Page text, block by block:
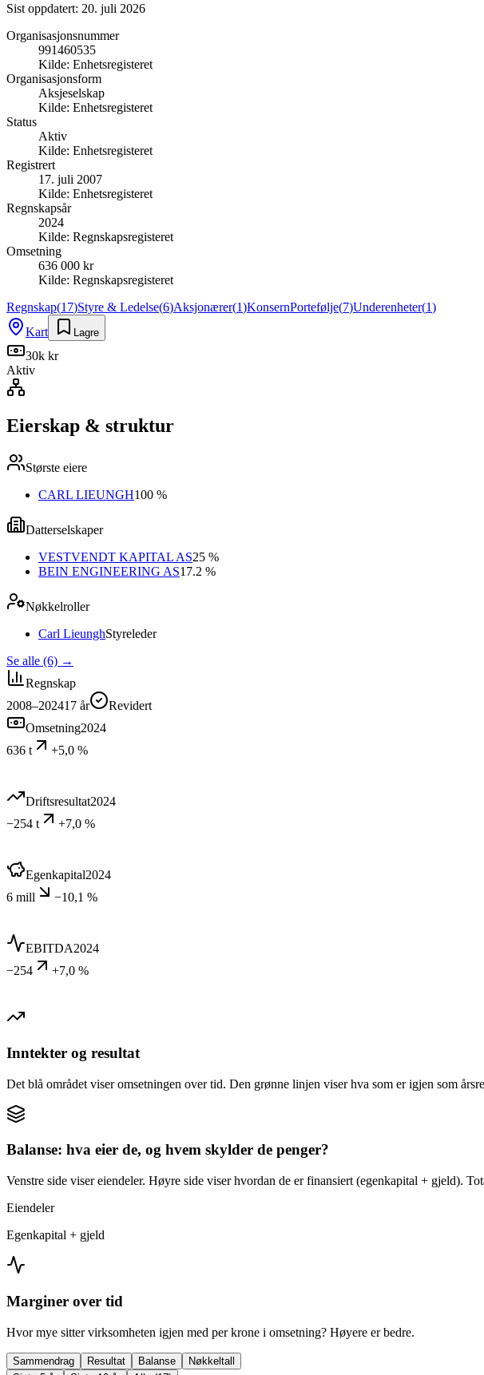
Sist oppdatert: 20. juli 2026
Organisasjonsnummer
991460535
Kilde: Enhetsregisteret
Organisasjonsform
Aksjeselskap
Kilde: Enhetsregisteret
Status
Aktiv
Kilde: Enhetsregisteret
Registrert
17. juli 2007
Kilde: Enhetsregisteret
Regnskapsår
2024
Kilde: Regnskapsregisteret
Omsetning
636 000 kr
Kilde: Regnskapsregisteret
Regnskap(17)Styre & Ledelse(6)Aksjonærer(1)KonsernPortefølje(7)Underenheter(1)
Kart
Lagre
30k kr
Aktiv
Eierskap & struktur
Største eiere
CARL LIEUNGH100 %
Datterselskaper
VESTVENDT KAPITAL AS25 %
BEIN ENGINEERING AS17.2 %
Nøkkelroller
Carl LieunghStyreleder
Se alle (6) →
Regnskap
2008–202417 år
Revidert
Omsetning2024
636 t
+5,0 %
Driftsresultat2024
−254 t
+7,0 %
Egenkapital2024
6 mill
−10,1 %
EBITDA2024
−254
+7,0 %
Inntekter og resultat
Det blå området viser omsetningen over tid. Den grønne linjen viser hva som er igjen som
Balanse: hva eier de, og hvem skylder de penger?
Venstre side viser eiendeler. Høyre side viser hvordan de er finansiert (egenkapital + gjeld).
Eiendeler
Egenkapital + gjeld
Marginer over tid
Hvor mye sitter virksomheten igjen med per krone i omsetning? Høyere er bedre.
Sammendrag Resultat Balanse
Nøkkeltall